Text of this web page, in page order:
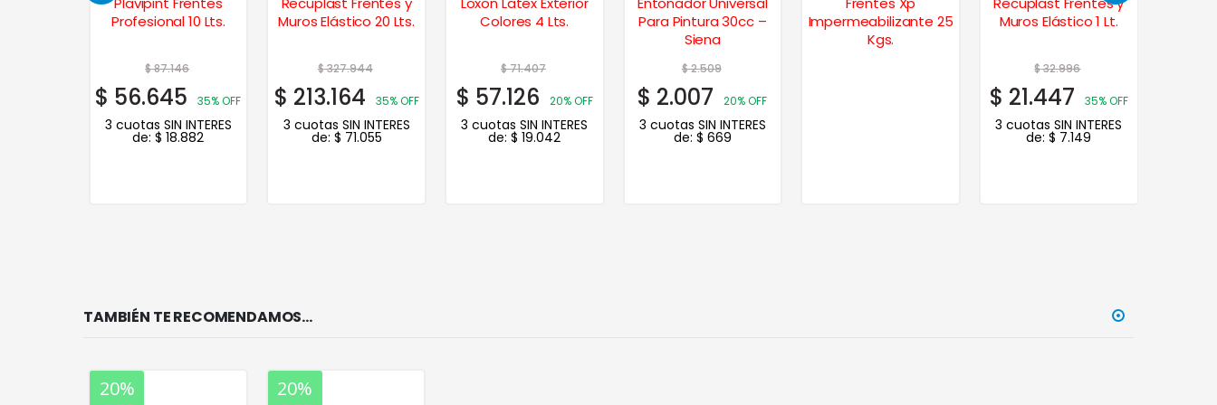
Profesional 10 Lts.
$87.146
$ 56.645 35% OFF
3 cuotas SIN INTERES
de:$ 18.882
Muros Elástico 20 Lts.
$327.944
$ 213.164 35% OFF
3 cuotas SIN INTERES
de: $ 71.055
Colores 4 Lts.
$71.407
$ 57.126 20% OFF
3 cuotas SIN INTERES
de:$ 19.042
Para Pintura 30cc –
Siena
$2.509
$ 2.007 20% OFF
3 cuotas SIN INTERES
de: $ 669
Impermeabilizante 25
Kgs.
Muros Elástico 1 Lt.
$32.996
$ 21.447 35% OFF
3 cuotas SIN INTERES
de:$ 7.149
TAMBIÉN TE RECOMENDAMOS…
20%
20%